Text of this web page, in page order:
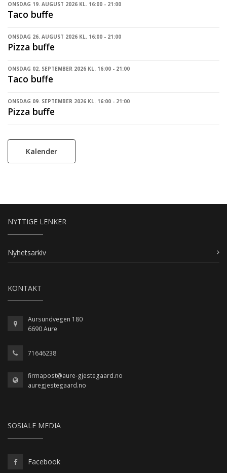
ONSDAG 19. AUGUST 2026 KL. 16:00 - 21:00
Taco buffe
ONSDAG 26. AUGUST 2026 KL. 16:00 - 21:00
Pizza buffe
ONSDAG 02. SEPTEMBER 2026 KL. 16:00 - 21:00
Taco buffe
ONSDAG 09. SEPTEMBER 2026 KL. 16:00 - 21:00
Pizza buffe
Kalender
NYTTIGE LENKER
Nyhetsarkiv
KONTAKT
Aursundvegen 180
6690 Aure
71646238
firmapost@aure-gjestegaard.no
auregjestegaard.no
SOSIALE MEDIA
Facebook